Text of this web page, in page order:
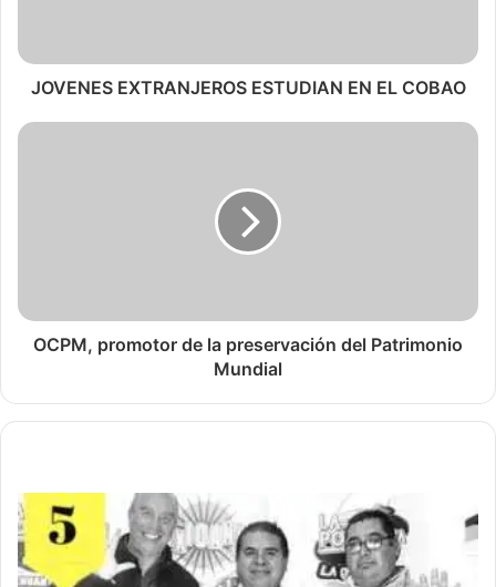
JOVENES EXTRANJEROS ESTUDIAN EN EL COBAO
OCPM, promotor de la preservación del Patrimonio
Mundial